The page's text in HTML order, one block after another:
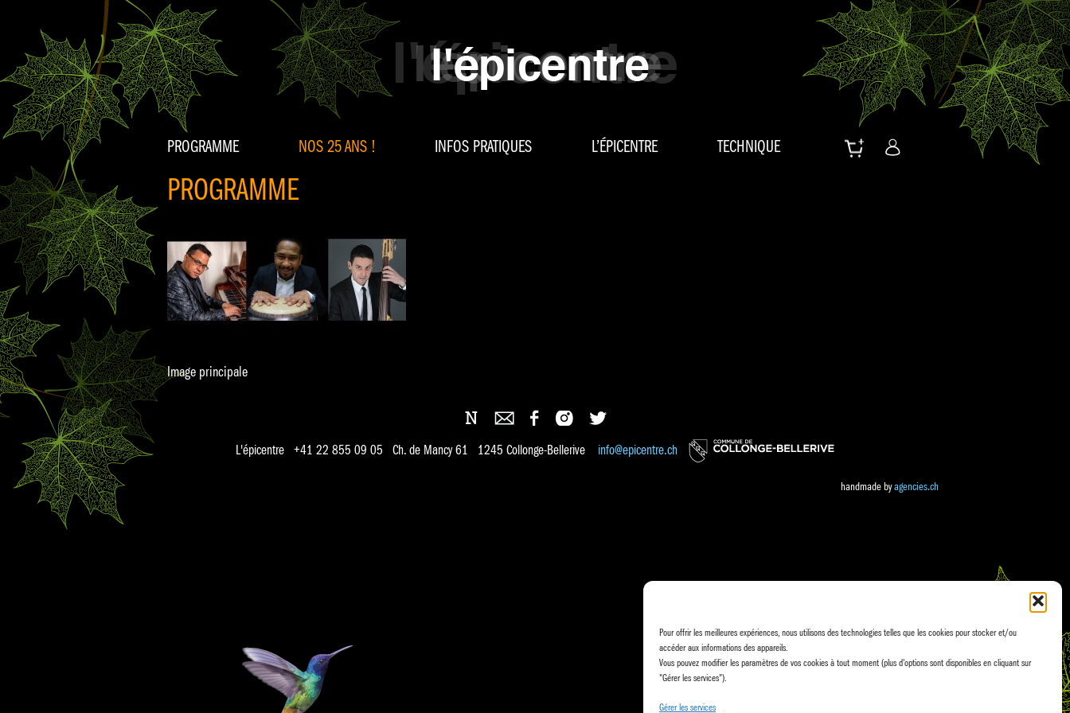
Pour offrir les meilleures expériences, nous utilisons des technologies telles que les cookies pour stocker et/ou
accéder aux informations des appareils.
Vous pouvez modifier les paramètres de vos cookies à tout moment (plus d'options sont disponibles en cliquant sur
"Gérer les services").
Gérer les services
PROGRAMME NOS 25 ANS ! INFOS PRATIQUES L’ÉPICENTRE TECHNIQUE
PROGRAMME
Image principale
L'épicentre +41 22 855 09 05 Ch. de Mancy 61 1245 Collonge-Bellerive info@epicentre.ch
handmade byagencies.ch